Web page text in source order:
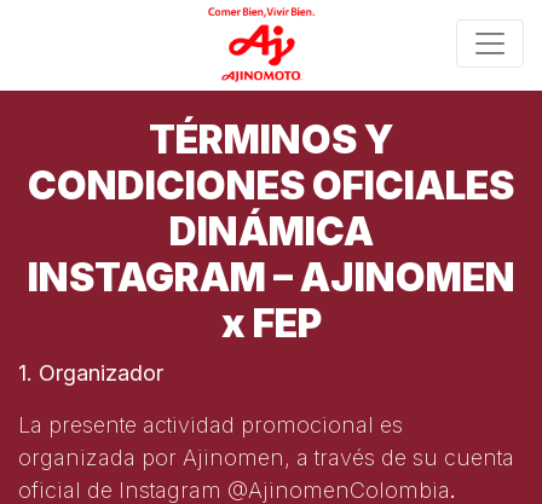
TÉRMINOS Y
CONDICIONES OFICIALES
DINÁMICA
INSTAGRAM – AJINOMEN
x FEP
1. Organizador
La presente actividad promocional es
organizada por Ajinomen, a través de su cuenta
oficial de Instagram @AjinomenColombia.